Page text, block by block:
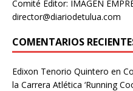
Comité Editor: IMAGEN
director@diariodetulua.com
COMENTARIOS
Edixon Tenorio Quintero en
la Carrera Atlética ‘Running